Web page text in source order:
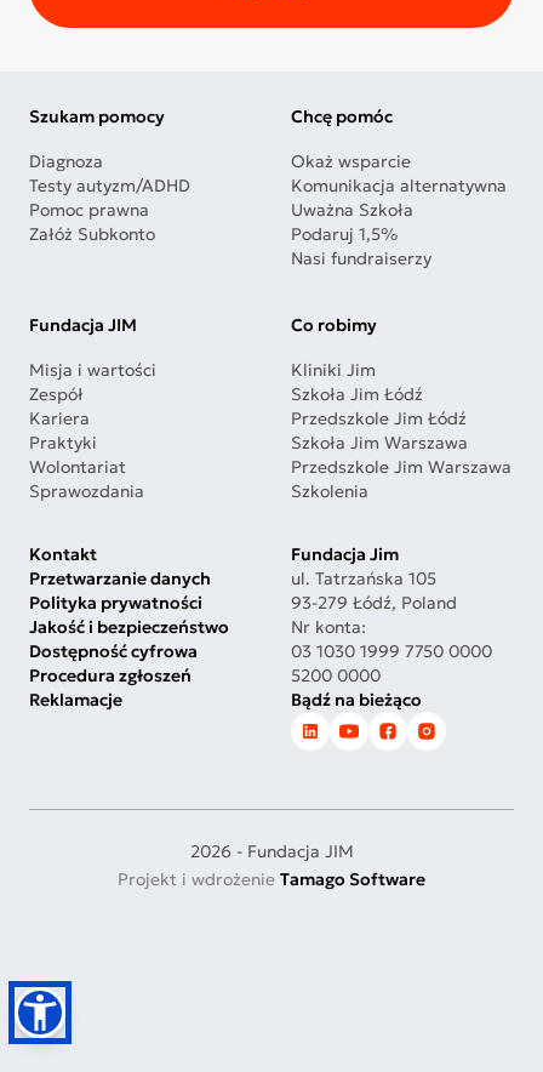
Szukam pomocy
Diagnoza
Testy autyzm/ADHD
Pomoc prawna
Załóż Subkonto
Chcę pomóc
Okaż wsparcie
Komunikacja alternatywna
Uważna Szkoła
Podaruj 1,5%
Nasi fundraiserzy
Fundacja JIM
Misja i wartości
Zespół
Kariera
Praktyki
Wolontariat
Sprawozdania
Co robimy
Kliniki Jim
Szkoła Jim Łódź
Przedszkole Jim Łódź
Szkoła Jim Warszawa
Przedszkole Jim Warszawa
Szkolenia
Kontakt
Przetwarzanie danych
Polityka prywatności
Jakość i bezpieczeństwo
Dostępność cyfrowa
Procedura zgłoszeń
Reklamacje
Fundacja Jim
ul. Tatrzańska 105
93-279 Łódź, Poland
Nr konta:
03 1030 1999 7750 0000
5200 0000
Bądź na bieżąco
2026 - Fundacja JIM
Projekt i wdrożenie Tamago Software